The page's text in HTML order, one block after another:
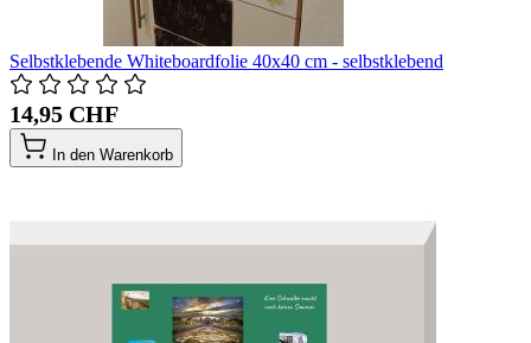
Selbstklebende Whiteboardfolie 40x40 cm - selbstklebend
14,95 CHF
In den Warenkorb